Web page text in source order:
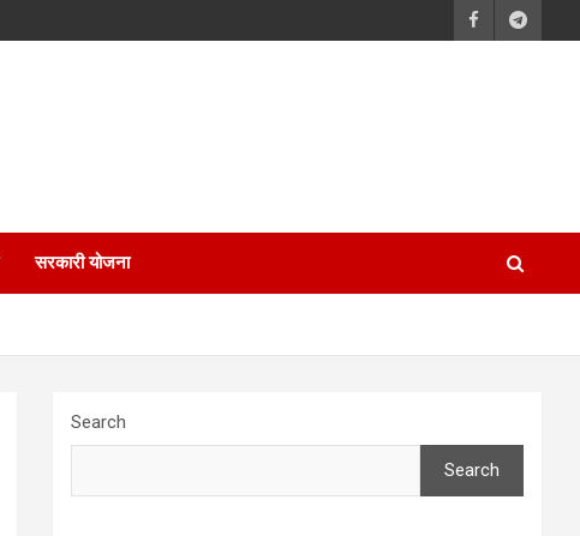
सरकारी योजना
Search
Search